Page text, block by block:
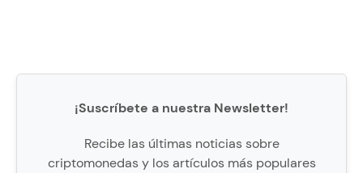
¡Suscríbete a nuestra Newsletter!
Recibe las últimas noticias sobre
criptomonedas y los artículos más populares